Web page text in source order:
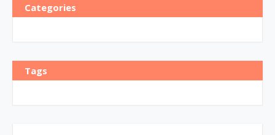
Categories
Tags